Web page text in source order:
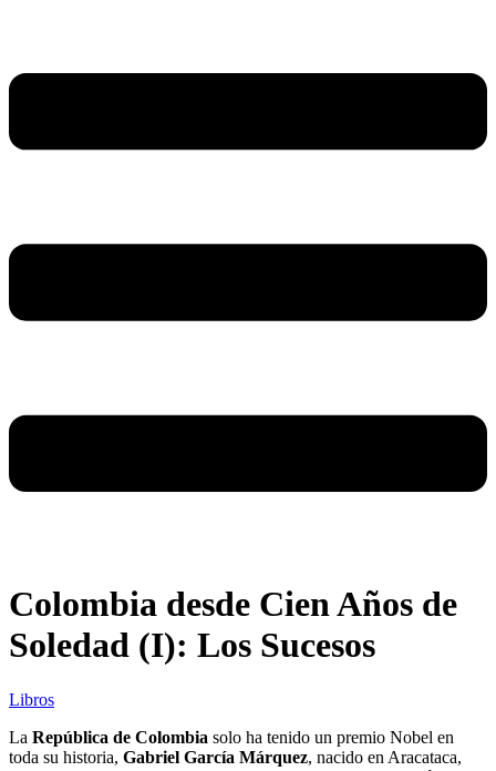
Colombia desde Cien Años de
Soledad (I): Los Sucesos
Libros
La República de Colombia solo ha tenido un premio Nobel en
toda su historia, Gabriel García Márquez, nacido en Aracataca,